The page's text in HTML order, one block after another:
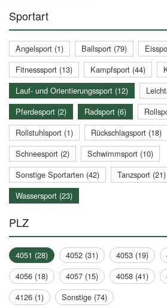
Sportart
Angelsport (1) Ballsport (79)
Fitnesssport (13)
Kampfsport (44)
Lauf- und Orientierungssport (12)
Pferdesport (2)
Radsport (6)
Rollstuhlsport (1)
Rückschlagsport (18)
Schneesport (2)
Schwimmsport (10)
Sonstige Sportarten (42)
Tanzsport (21)
Wassersport (23)
PLZ
4051 (28) 4052 (31) 4053 (19)
4056 (18)
4057 (15) 4058 (41)
4126 (1)
Sonstige (74)